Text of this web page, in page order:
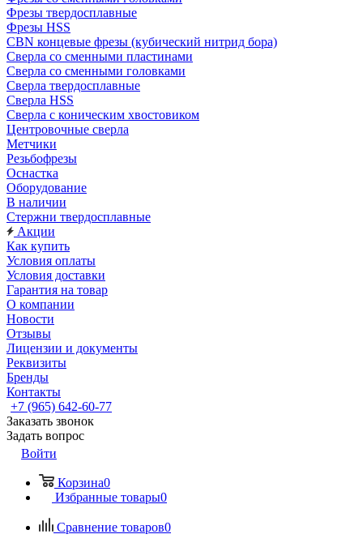
Фрезы твердосплавные
Фрезы HSS
CBN концевые фрезы (кубический нитрид бора)
Сверла со сменными пластинами
Сверла со сменными головками
Сверла твердосплавные
Сверла HSS
Сверла с коническим хвостовиком
Центровочные сверла
Метчики
Резьбофрезы
Оснастка
Оборудование
В наличии
Стержни твердосплавные
Акции
Как купить
Условия оплаты
Условия доставки
Гарантия на товар
О компании
Новости
Отзывы
Лицензии и документы
Реквизиты
Бренды
Контакты
+7 (965) 642-60-77
Заказать звонок
Задать вопрос
Войти
Корзина0
Избранные товары0
Сравнение товаров0